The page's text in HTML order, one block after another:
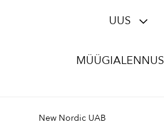
UUS
MÜÜGIALENNUS
New Nordic UAB